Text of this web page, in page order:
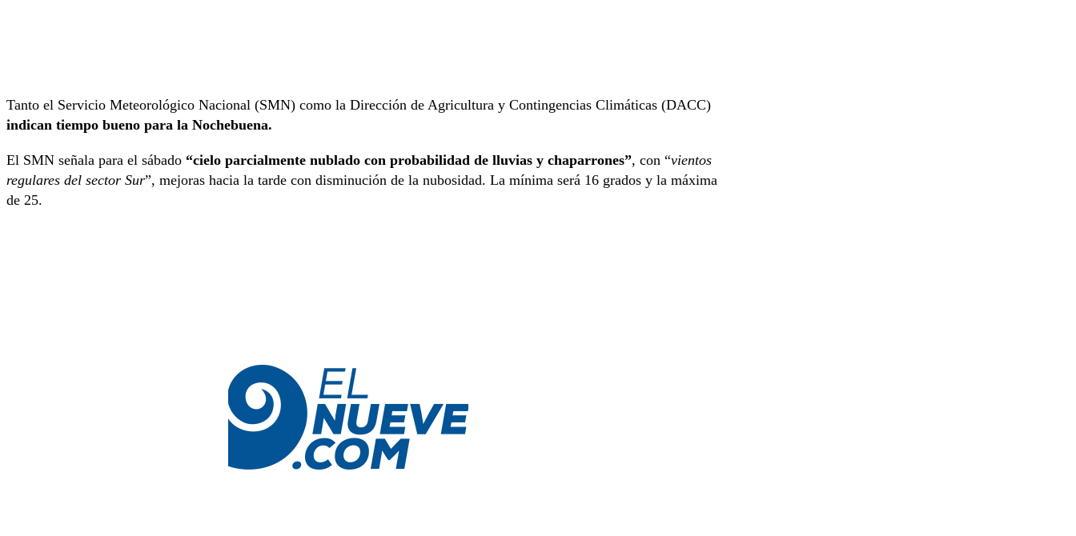
Tanto el Servicio Meteorológico Nacional (SMN) como la Dirección de Agricultura y Contingencias Climáticas (DACC)
indican tiempo bueno para la Nochebuena.
El SMN señala para el sábado “cielo parcialmente nublado con probabilidad de lluvias y chaparrones”, con “vientos
regulares del sector Sur”, mejoras hacia la tarde con disminución de la nubosidad. La mínima será 16 grados y la máxima
de 25.